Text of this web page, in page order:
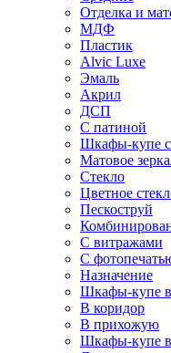
Отделка и
МДФ
Пластик
Alvic Luxe
Эмаль
Акрил
ДСП
С патиной
Шкафы-купе с
Матовое
Стекло
Цветное
Пескоструй
С витражами
С
Назначение
Шкафы-купе
В коридор
В прихожую
Шкафы-купе